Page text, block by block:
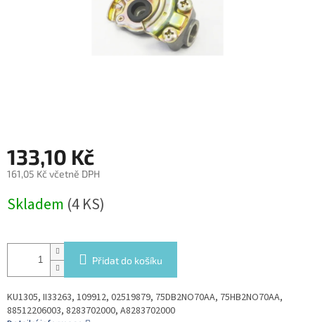
133,10 Kč
161,05 Kč včetně DPH
cena:
Skladem (4 KS)
Přidat do košíku
KU1305, II33263, 109912, 02519879, 75DB2NO70AA, 75HB2NO70AA,
88512206003, 8283702000, A8283702000